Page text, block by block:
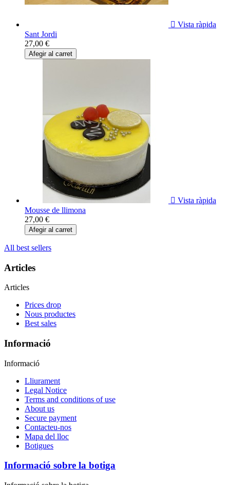
 Vista ràpida
Sant Jordi
27,00 €
Afegir al carret
 Vista ràpida
Mousse de llimona
27,00 €
Afegir al carret
All best sellers
Articles
Articles
Prices drop
Nous productes
Best sales
Informació
Informació
Lliurament
Legal Notice
Terms and conditions of use
About us
Secure payment
Contacteu-nos
Mapa del lloc
Botigues
Informació sobre la botiga